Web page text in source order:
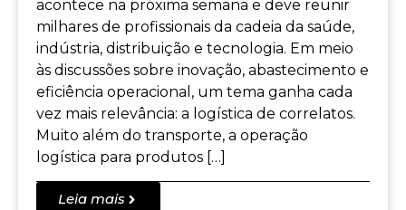
acontece na próxima semana e deve reunir
milhares de profissionais da cadeia da saúde,
indústria, distribuição e tecnologia. Em meio
às discussões sobre inovação, abastecimento e
eficiência operacional, um tema ganha cada
vez mais relevância: a logística de correlatos.
Muito além do transporte, a operação
logística para produtos […]
Leia mais